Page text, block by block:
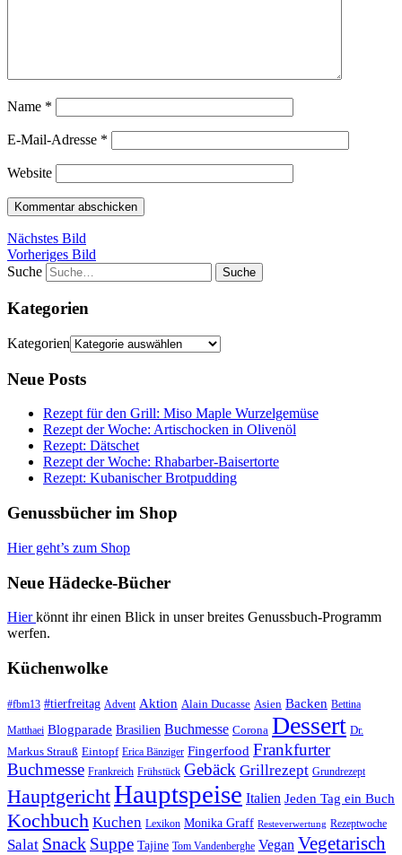
Name *
E-Mail-Adresse *
Website
Nächstes Bild
Vorheriges Bild
Suche
Kategorien
Kategorien
Neue Posts
Rezept für den Grill: Miso Maple Wurzelgemüse
Rezept der Woche: Artischocken in Olivenöl
Rezept: Dätschet
Rezept der Woche: Rhabarber-Baisertorte
Rezept: Kubanischer Brotpudding
Genussbücher im Shop
Hier geht’s zum Shop
Neue Hädecke-Bücher
Hierkönnt ihr einen Blick in unser breites Genussbuch-Programm
werfen.
Küchenwolke
#fbm13 #tierfreitag Advent Aktion Alain Ducasse Asien Backen Bettina
Matthaei Blogparade Brasilien Buchmesse Corona Dessert Dr.
Markus Strauß Eintopf Erica Bänziger Fingerfood Frankfurter
Buchmesse Frankreich Frühstück Gebäck Grillrezept Grundrezept
HauptgerichtHauptspeise Italien Jeden Tag ein Buch
Kochbuch Kuchen Lexikon Monika Graff Resteverwertung Rezeptwoche
Salat Snack Suppe Tajine Tom Vandenberghe Vegan Vegetarisch